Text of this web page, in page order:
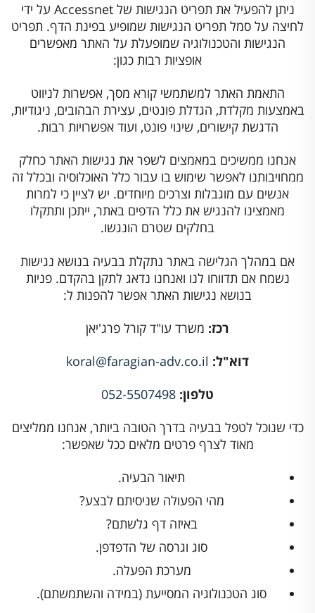
ניתן להפעיל את תפריט הנגישות של Accessnet על ידי
לחיצה על סמל תפריט הנגישות שמופיע בפינת הדף. תפריט
הנגישות והטכנולוגיה שמופעלת על האתר מאפשרים
אופציות רבות כגון:
התאמת האתר למשתמשי קורא מסך, אפשרות לניווט
באמצעות מקלדת, הגדלת פונטים, עצירת הבהובים, ניגודיות,
הדגשת קישורים, שינוי פונט, ועוד אפשרויות רבות.
אנחנו ממשיכים במאמצים לשפר את נגישות האתר כחלק
ממחויבותנו לאפשר שימוש בו עבור כלל האוכלוסיה ובכלל זה
אנשים עם מוגבלות וצרכים מיוחדים. יש לציין כי למרות
מאמצינו להנגיש את כלל הדפים באתר, ייתכן ותתקלו
בחלקים שטרם הונגשו.
אם במהלך הגלישה באתר נתקלת בבעיה בנושא נגישות
נשמח אם תדווחו לנו ואנחנו נדאג לתקן בהקדם. פניות
בנושא נגישות האתר אפשר להפנות ל:
רכז: משרד עו"ד קורל פרג'יאן
דוא"ל: koral@faragian-adv.co.il
טלפון: 052-5507498
כדי שנוכל לטפל בבעיה בדרך הטובה ביותר, אנחנו ממליצים
מאוד לצרף פרטים מלאים ככל שאפשר:
תיאור הבעיה.
מהי הפעולה שניסיתם לבצע?
באיזה דף גלשתם?
סוג וגרסה של הדפדפן.
מערכת הפעלה.
סוג הטכנולוגיה המסייעת (במידה והשתמשתם).